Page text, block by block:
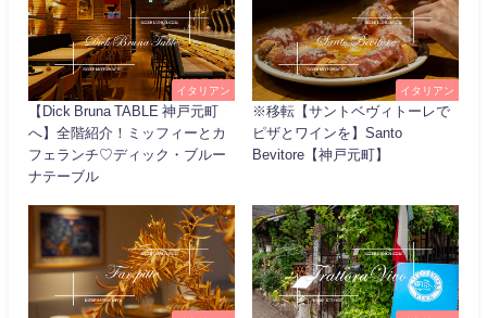
イタリアン
【Dick Bruna TABLE 神戸元町
へ】全階紹介！ミッフィーとカ
フェランチ♡ディック・ブルー
ナテーブル
イタリアン
※移転【サントベヴィトーレで
ピザとワインを】Santo
Bevitore【神戸元町】